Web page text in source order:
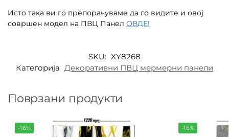
Исто така ви го препорачуваме да го видите и овој
совршен модел на ПВЦ Панел ОВДЕ!
SKU: XY8268
Категорија Декоративни ПВЦ мермерни панели
Поврзани продукти
-16% -16%